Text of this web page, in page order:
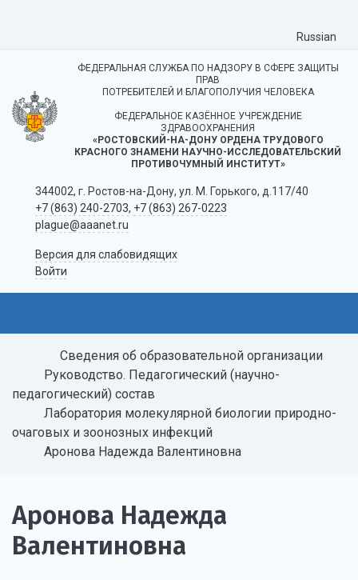
Russian
ФЕДЕРАЛЬНАЯ СЛУЖБА ПО НАДЗОРУ В СФЕРЕ ЗАЩИТЫ
ПРАВ
ПОТРЕБИТЕЛЕЙ И БЛАГОПОЛУЧИЯ ЧЕЛОВЕКА
ФЕДЕРАЛЬНОЕ КАЗЁННОЕ УЧРЕЖДЕНИЕ
ЗДРАВООХРАНЕНИЯ
«РОСТОВСКИЙ-НА-ДОНУ ОРДЕНА ТРУДОВОГО
КРАСНОГО ЗНАМЕНИ НАУЧНО-ИССЛЕДОВАТЕЛЬСКИЙ
ПРОТИВОЧУМНЫЙ ИНСТИТУТ»
344002, г. Ростов-на-Дону, ул. М. Горького, д.117/40
+7 (863) 240-2703, +7 (863) 267-0223
plague@aaanet.ru
Версия для слабовидящих
Войти
Сведения об образовательной организации
Руководство. Педагогический (научно-
педагогический) состав
Лаборатория молекулярной биологии природно-
очаговых и зоонозных инфекций
Аронова Надежда Валентиновна
Аронова Надежда
Валентиновна